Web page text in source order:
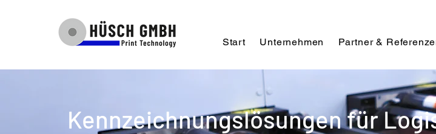
Start Unternehmen Partner &
Kennzeichnungslösungen für